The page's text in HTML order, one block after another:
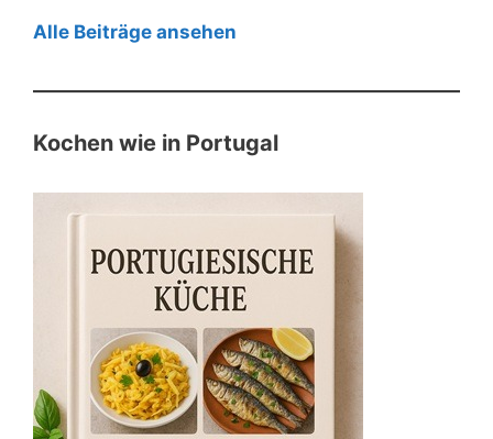
Alle Beiträge ansehen
Kochen wie in Portugal